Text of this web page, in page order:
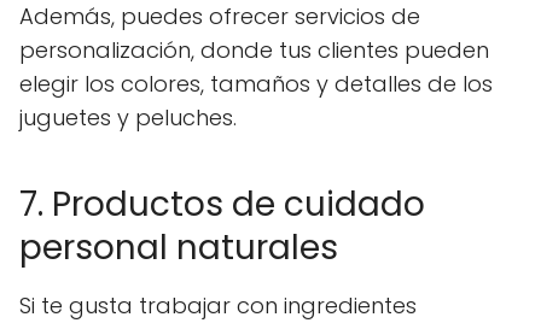
Además, puedes ofrecer servicios de
personalización, donde tus clientes pueden
elegir los colores, tamaños y detalles de los
juguetes y peluches.
7. Productos de cuidado
personal naturales
Si te gusta trabajar con ingredientes